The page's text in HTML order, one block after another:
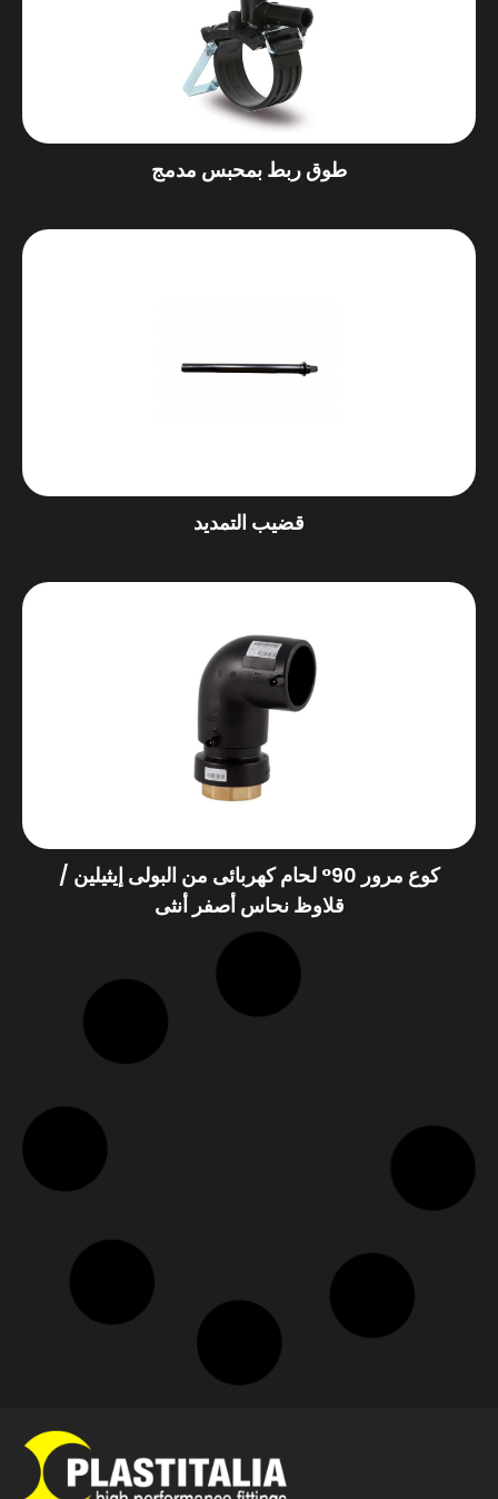
طوق ربط بمحبس مدمج
قضيب التمديد
كوع مرور 90° لحام كهربائى من البولى إيثيلين /
قلاوظ نحاس أصفر أنثى